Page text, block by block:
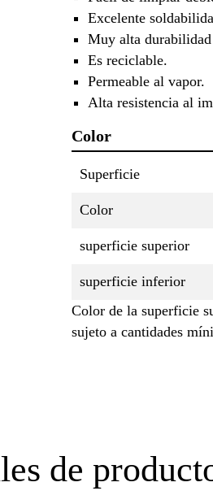
Excelente
Muy alta durabilidad
Es reciclable.
Permeable al vapor.
Alta resistencia al
Color
Superficie
Color
superficie superior
superficie inferior
Color de la superficie
sujeto a cantidades
de